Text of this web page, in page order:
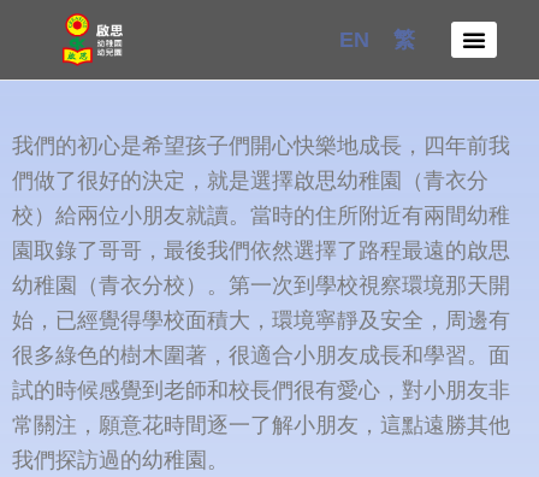
content
EN 繁
我們的初心是希望孩子們開心快樂地成長，四年前我
們做了很好的決定，就是選擇啟思幼稚園（青衣分
校）給兩位小朋友就讀。當時的住所附近有兩間幼稚
園取錄了哥哥，最後我們依然選擇了路程最遠的啟思
幼稚園（青衣分校）。第一次到學校視察環境那天開
始，已經覺得學校面積大，環境寧靜及安全，周邊有
很多綠色的樹木圍著，很適合小朋友成長和學習。面
試的時候感覺到老師和校長們很有愛心，對小朋友非
常關注，願意花時間逐一了解小朋友，這點遠勝其他
我們探訪過的幼稚園。